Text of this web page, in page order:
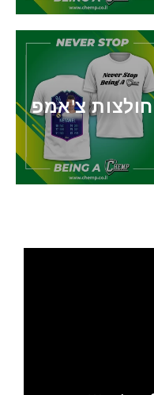
חולצות צ'אמפ